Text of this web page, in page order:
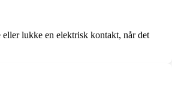
lukke en elektrisk kontakt, når det